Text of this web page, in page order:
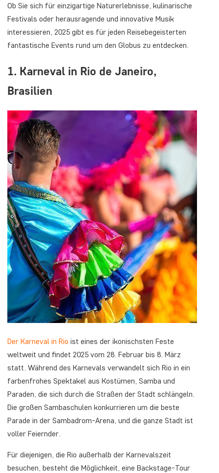
Ob Sie sich für einzigartige Naturerlebnisse, kulinarische
Festivals oder herausragende und innovative Musik
interessieren, 2025 gibt es für jeden Reisebegeisterten
fantastische Events rund um den Globus zu entdecken.
1. Karneval in Rio de Janeiro,
Brasilien
Der Karneval in Rio ist eines der ikonischsten Feste
weltweit und findet 2025 vom 28. Februar bis 8. März
statt. Während des Karnevals verwandelt sich Rio in ein
farbenfrohes Spektakel aus Kostümen, Samba und
Paraden, die sich durch die Straßen der Stadt schlängeln.
Die großen Sambaschulen konkurrieren um die beste
Parade in der Sambadrom-Arena, und die ganze Stadt ist
voller Feiernder.
Für diejenigen, die Rio außerhalb der Karnevalszeit
besuchen, besteht die Möglichkeit, eine Backstage-Tour